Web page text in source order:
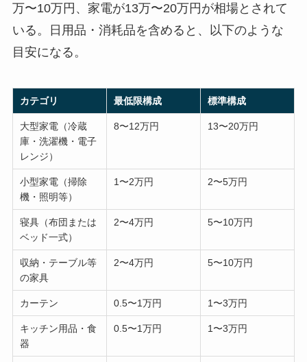
万〜10万円、家電が13万〜20万円が相場とされて
いる。日用品・消耗品を含めると、以下のような
目安になる。
カテゴリ 最低限構成 標準構成
大型家電（冷蔵
庫・洗濯機・電子
レンジ）
8〜12万円 13〜20万円
小型家電（掃除
機・照明等）
1〜2万円 2〜5万円
寝具（布団または
ベッド一式）
2〜4万円 5〜10万円
収納・テーブル等
の家具
2〜4万円 5〜10万円
カーテン 0.5〜1万円 1〜3万円
キッチン用品・食
器
0.5〜1万円 1〜3万円